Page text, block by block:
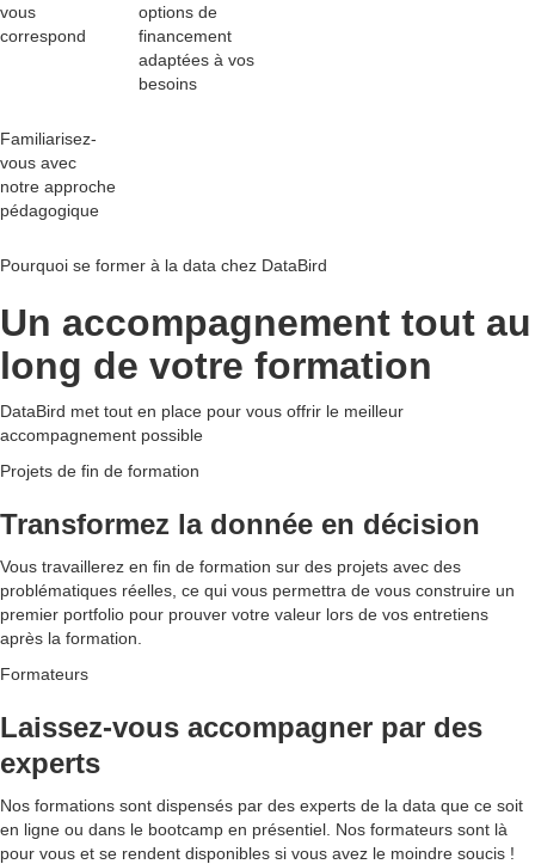
vous
correspond
options de
financement
adaptées à vos
besoins
Familiarisez-
vous avec
notre approche
pédagogique
Pourquoi se former à la data chez DataBird
Un accompagnement tout au
long de votre formation
DataBird met tout en place pour vous offrir le meilleur
accompagnement possible
Projets de fin de formation
Transformez la donnée en décision
Vous travaillerez en fin de formation sur des projets avec des
problématiques réelles, ce qui vous permettra de vous construire un
premier portfolio pour prouver votre valeur lors de vos entretiens
après la formation.
Formateurs
Laissez-vous accompagner par des
experts
Nos formations sont dispensés par des experts de la data que ce soit
en ligne ou dans le bootcamp en présentiel. Nos formateurs sont là
pour vous et se rendent disponibles si vous avez le moindre soucis !